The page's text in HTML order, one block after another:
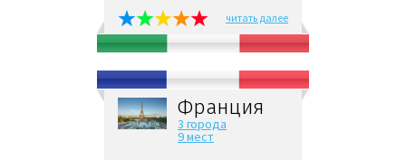
читать далее
Франция
3 города
9 мест